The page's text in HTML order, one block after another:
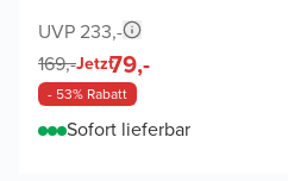
UVP 233,-
169,-Jetzt79,-
- 53% Rabatt
Sofort lieferbar